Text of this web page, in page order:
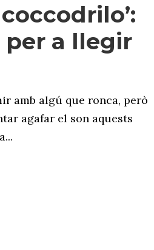
per a llegir
amb algú que ronca, però
agafar el son aquests